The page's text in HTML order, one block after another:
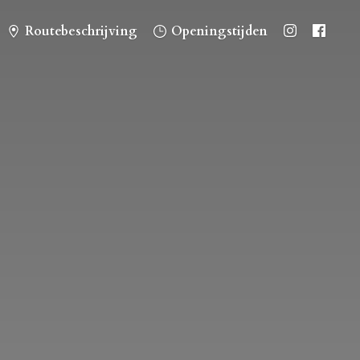
Routebeschrijving Openingstijden